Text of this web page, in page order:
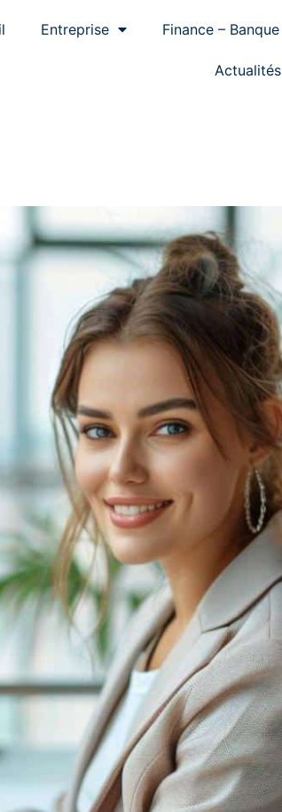
Entreprise Finance – Banque
Actualités